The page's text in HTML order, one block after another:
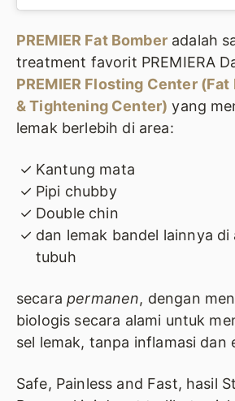
PREMIER Fat Bomberadalah
treatment favorit PREMIERA
PREMIER Flosting Center
& Tightening Center) yang
lemak berlebih di area:
Kantung mata
Pipi chubby
Double chin
dan lemak bandel lainnya di
tubuh
secarapermanen, dengan
biologis secara alami untuk
sel lemak, tanpa inflamasi dan
Safe, Painless and Fast, hasil